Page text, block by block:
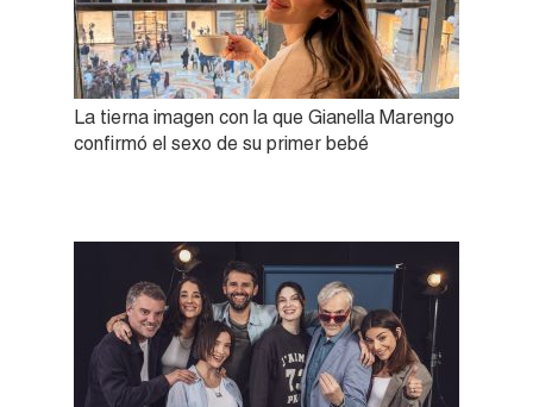
La tierna imagen con la que Gianella Marengo
confirmó el sexo de su primer bebé